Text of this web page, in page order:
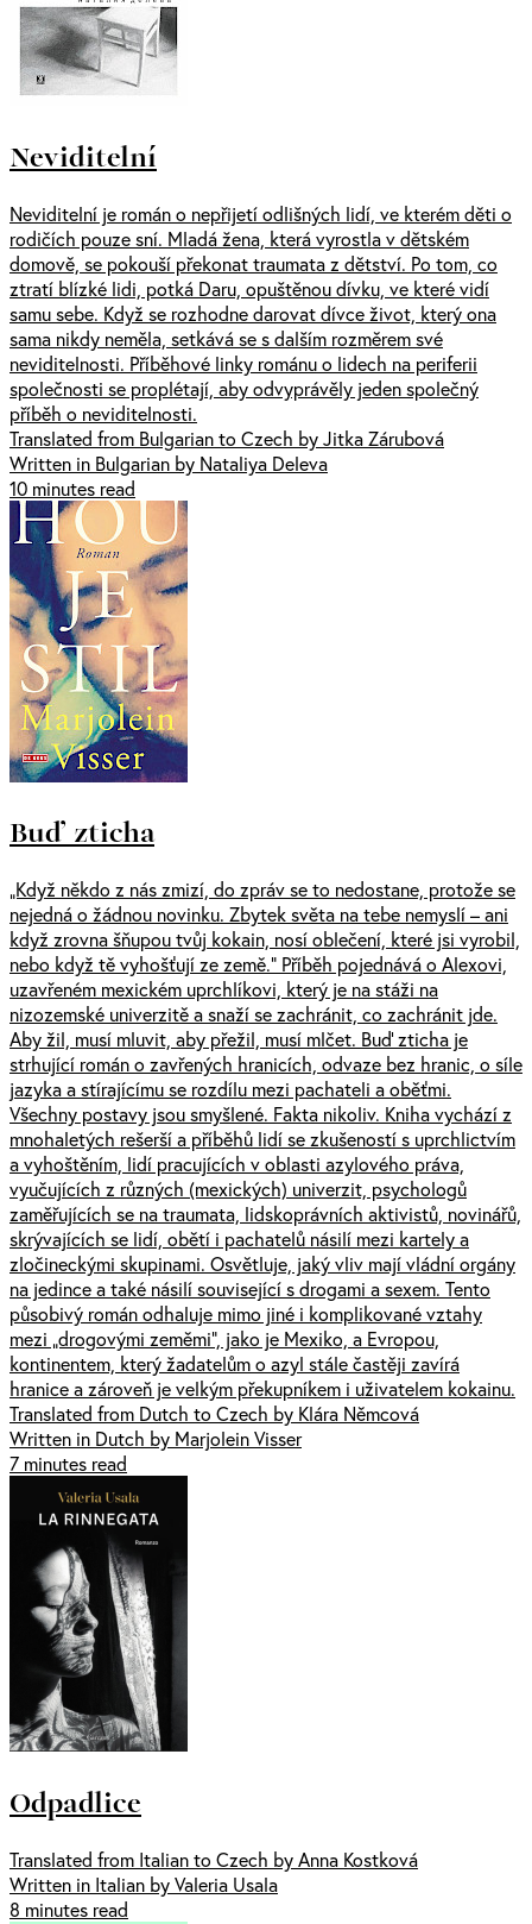
Neviditelní
Neviditelní je román o nepřijetí odlišných lidí, ve kterém děti o
rodičích pouze sní. Mladá žena, která vyrostla v dětském
domově, se pokouší překonat traumata z dětství. Po tom, co
ztratí blízké lidi, potká Daru, opuštěnou dívku, ve které vidí
samu sebe. Když se rozhodne darovat dívce život, který ona
sama nikdy neměla, setkává se s dalším rozměrem své
neviditelnosti. Příběhové linky románu o lidech na periferii
společnosti se proplétají, aby odvyprávěly jeden společný
příběh o neviditelnosti.
Translated from Bulgarian to Czech by Jitka Zárubová
Written in Bulgarian by Nataliya Deleva
10 minutes read
Buď zticha
„Když někdo z nás zmizí, do zpráv se to nedostane, protože se
nejedná o žádnou novinku. Zbytek světa na tebe nemyslí – ani
když zrovna šňupou tvůj kokain, nosí oblečení, které jsi vyrobil,
nebo když tě vyhošťují ze země.“ Příběh pojednává o Alexovi,
uzavřeném mexickém uprchlíkovi, který je na stáži na
nizozemské univerzitě a snaží se zachránit, co zachránit jde.
Aby žil, musí mluvit, aby přežil, musí mlčet. Buď zticha je
strhující román o zavřených hranicích, odvaze bez hranic, o síle
jazyka a stírajícímu se rozdílu mezi pachateli a oběťmi.
Všechny postavy jsou smyšlené. Fakta nikoliv. Kniha vychází z
mnohaletých rešerší a příběhů lidí se zkušeností s uprchlictvím
a vyhoštěním, lidí pracujících v oblasti azylového práva,
vyučujících z různých (mexických) univerzit, psychologů
zaměřujících se na traumata, lidskoprávních aktivistů, novinářů,
skrývajících se lidí, obětí i pachatelů násilí mezi kartely a
zločineckými skupinami. Osvětluje, jaký vliv mají vládní orgány
na jedince a také násilí související s drogami a sexem. Tento
působivý román odhaluje mimo jiné i komplikované vztahy
mezi „drogovými zeměmi“, jako je Mexiko, a Evropou,
kontinentem, který žadatelům o azyl stále častěji zavírá
hranice a zároveň je velkým překupníkem i uživatelem kokainu.
Translated from Dutch to Czech by Klára Němcová
Written in Dutch by Marjolein Visser
7 minutes read
Odpadlice
Translated from Italian to Czech by Anna Kostková
Written in Italian by Valeria Usala
8 minutes read